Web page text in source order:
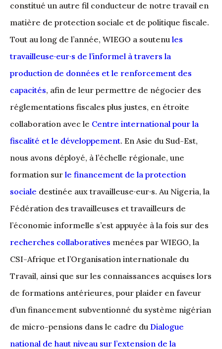
constitué un autre fil conducteur de notre travail en
matière de protection sociale et de politique fiscale.
Tout au long de l’année, WIEGO a soutenu les
travailleuse·eur·s de l’informel à travers la
production de données et le renforcement des
capacités, afin de leur permettre de négocier des
réglementations fiscales plus justes, en étroite
collaboration avec le Centre international pour la
fiscalité et le développement. En Asie du Sud-Est,
nous avons déployé, à l’échelle régionale, une
formation sur le financement de la protection
sociale destinée aux travailleuse·eur·s. Au Nigeria, la
Fédération des travailleuses et travailleurs de
l’économie informelle s’est appuyée à la fois sur des
recherches collaboratives menées par WIEGO, la
CSI-Afrique et l’Organisation internationale du
Travail, ainsi que sur les connaissances acquises lors
de formations antérieures, pour plaider en faveur
d’un financement subventionné du système nigérian
de micro-pensions dans le cadre du Dialogue
national de haut niveau sur l’extension de la